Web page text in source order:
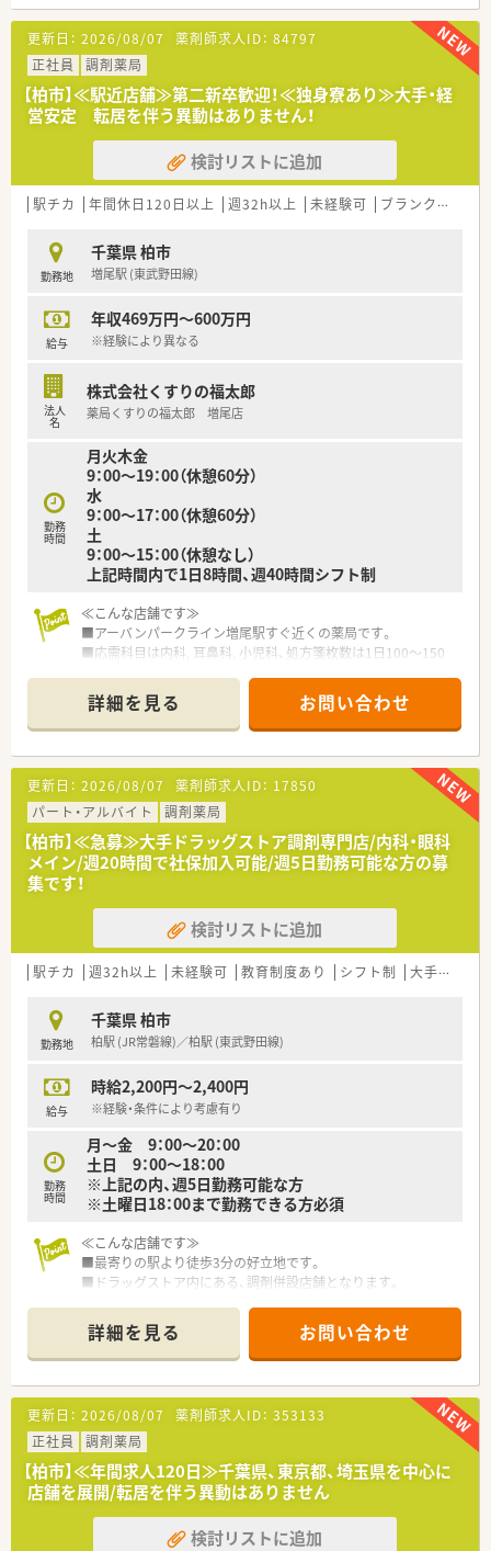
アチェーンです。
東証一部上場企業のグループ会社です！
※急な欠員の場合でも応援薬剤師のフォロー体制が整ってい
るので安心です！
■地域密着でお客様との関わりを大切にしている会社です！
■駅前・市街地に集中的に出店しています！
■社員が安心して長く働けるように、日々、労働環境を改善して
いる会社です！
更新日： 2026/08/07 薬剤師求人ID： 84797
正社員
調剤薬局
【柏市】≪駅近店舗≫第二新卒歓迎！≪独身寮あり≫大手・経
営安定 転居を伴う異動はありません！
検討リストに追加
駅チカ 年間休日120日以上 週32h以上 未経験可 ブランク可
勤務地
千葉県 柏市
増尾駅 (東武野田線)
給与
年収469万円～600万円
※経験により異なる
法人
名
株式会社くすりの福太郎
薬局くすりの福太郎 増尾店
勤務
時間
月火木金
9：00～19：00（休憩60分）
水
9：00～17：00（休憩60分）
土
9：00～15：00（休憩なし）
上記時間内で1日8時間、週40時間シフト制
≪こんな店舗です≫
■アーバンパークライン増尾駅すぐ近くの薬局です。
■応需科目は内科, 耳鼻科, 小児科、処方箋枚数は1日100～150
≪こんな会社です≫
■東証プライム上場のツルハグループ（グル―プで1000店舗以
上）業界で3位
■医療業界でのビジネスにあたる調剤薬局の売上が総売上の
30％を超えしています
■組合があり、労働環境も守られています
■1人薬剤師の店舗はありません
■産休・育児休暇の実績も多く、正社員はもちろん、パートの方
も取得されています
■LTD制度導入済み、病気やケガにより長期間に渡って就業が不
能になったときの所得を補償する制度です
■店舗展開が近隣に多い為、転居無の異動で多くの科目の勉強も
出来ます（異動範囲：自宅より1時間圏内）
■ドラッグストアでは珍しい調剤・OTCは完全に別採用なため、
調剤に特化してお仕事したい方に
■独身寮あり、ワンルームのマンションが光熱費込みで25,000
■平均残業時間 10時間ほど！ライフワークバランスを重視した
い方に
動することができます。経験を積みたい若手の方に
詳細を見る お問い合わせ
更新日： 2026/08/07 薬剤師求人ID： 17850
パート・アルバイト
調剤薬局
【柏市】≪急募≫大手ドラッグストア調剤専門店/内科・眼科
メイン/週20時間で社保加入可能/週5日勤務可能な方の募
集です！
検討リストに追加
駅チカ 週32h以上 未経験可 教育制度あり シフト制 大手チェーン
勤務地
千葉県 柏市
柏駅 (JR常磐線)／柏駅 (東武野田線)
給与
時給2,200円～2,400円
※経験・条件により考慮有り
勤務
時間
月～金 9：00～20：00
土日 9：00～18：00
※上記の内、週5日勤務可能な方
※土曜日18：00まで勤務できる方必須
≪こんな店舗です≫
■最寄りの駅より徒歩3分の好立地です。
■ドラッグストア内にある、調剤併設店舗となります。
でも処方箋を受けております。
■駅チカのため、周りにはコンビニや飲食店が多くございます。
○こんな会社です○
■千葉県、東京都、埼玉県を中心に店舗を持つ大手ドラッグスト
アチェーンです。
※急な欠員の場合でも応援薬剤師のフォロー体制が整ってい
るので安心です！
■地域密着でお客様との関わりを大切にしている会社です！
■駅前・市街地に集中的に出店しています！
■社員が安心して長く働けるように、日々、労働環境を改善して
詳細を見る お問い合わせ
更新日： 2026/08/07 薬剤師求人ID： 353133
正社員
調剤薬局
【柏市】≪年間求人120日≫千葉県、東京都、埼玉県を中心に
店舗を展開/転居を伴う異動はありません
検討リストに追加